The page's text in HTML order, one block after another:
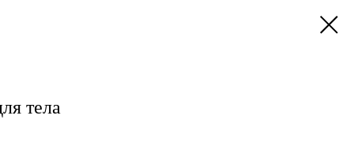
тела